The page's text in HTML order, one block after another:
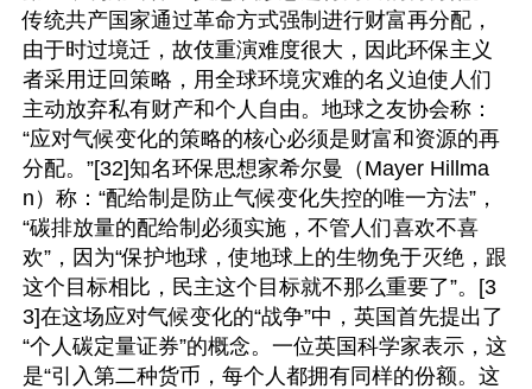
传统共产国家通过革命方式强制进行财富再分配，
由于时过境迁，故伎重演难度很大，因此环保主义
者采用迂回策略，用全球环境灾难的名义迫使人们
主动放弃私有财产和个人自由。地球之友协会称：
“应对气候变化的策略的核心必须是财富和资源的再
分配。”[32]知名环保思想家希尔曼（Mayer Hillma
n）称：“配给制是防止气候变化失控的唯一方法”，
“碳排放量的配给制必须实施，不管人们喜欢不喜
欢”，因为“保护地球，使地球上的生物免于灭绝，跟
这个目标相比，民主这个目标就不那么重要了”。[3
3]在这场应对气候变化的“战争”中，英国首先提出了
“个人碳定量证券”的概念。一位英国科学家表示，这
是“引入第二种货币，每个人都拥有同样的份额。这